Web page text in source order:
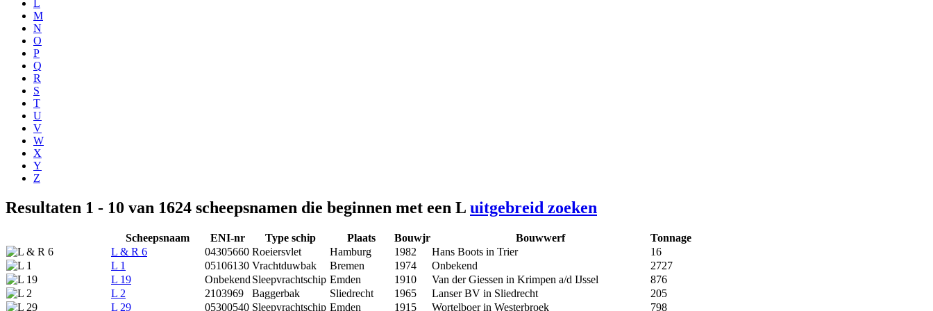
L
M
N
O
P
Q
R
S
T
U
V
W
X
Y
Z
Resultaten 1 - 10 van 1624 scheepsnamen die beginnen met een L uitgebreid zoeken
Scheepsnaam ENI-nr Type schip Plaats Bouwjr Bouwwerf
Tonnage
L & R 6
04305660 Roeiersvlet Hamburg 1982 Hans Boots in Trier
16
L 1
05106130 Vrachtduwbak Bremen 1974 Onbekend
2727
L 19
Onbekend Sleepvrachtschip Emden 1910 Van der Giessen in Krimpen a/d IJssel
876
L 2
2103969 Baggerbak Sliedrecht 1965 Lanser BV in Sliedrecht
205
L 29
05300540 Sleepvrachtschip Emden 1915 Wortelboer in Westerbroek 798